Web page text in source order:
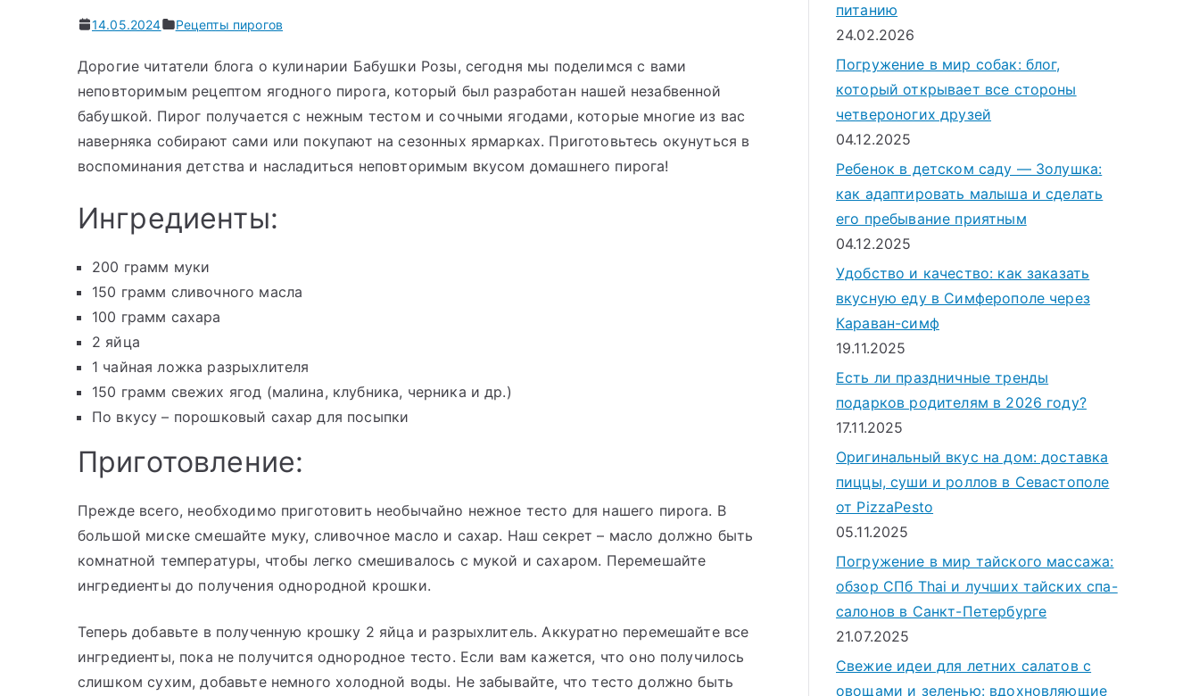
14.05.2024 Рецепты пирогов
Дорогие читатели блога о кулинарии Бабушки Розы, сегодня мы поделимся с вами
неповторимым рецептом ягодного пирога, который был разработан нашей незабвенной
бабушкой. Пирог получается с нежным тестом и сочными ягодами, которые многие из вас
наверняка собирают сами или покупают на сезонных ярмарках. Приготовьтесь окунуться в
воспоминания детства и насладиться неповторимым вкусом домашнего пирога!
Ингредиенты:
200 грамм муки
150 грамм сливочного масла
100 грамм сахара
2 яйца
1 чайная ложка разрыхлителя
150 грамм свежих ягод (малина, клубника, черника и др.)
По вкусу – порошковый сахар для посыпки
Приготовление:
Прежде всего, необходимо приготовить необычайно нежное тесто для нашего пирога. В
большой миске смешайте муку, сливочное масло и сахар. Наш секрет – масло должно быть
комнатной температуры, чтобы легко смешивалось с мукой и сахаром. Перемешайте
ингредиенты до получения однородной крошки.
Теперь добавьте в полученную крошку 2 яйца и разрыхлитель. Аккуратно перемешайте все
ингредиенты, пока не получится однородное тесто. Если вам кажется, что оно получилось
слишком сухим, добавьте немного холодной воды. Не забывайте, что тесто должно быть
питанию
24.02.2026
Погружение в мир собак: блог,
который открывает все стороны
четвероногих друзей
04.12.2025
Ребенок в детском саду — Золушка:
как адаптировать малыша и сделать
его пребывание приятным
04.12.2025
Удобство и качество: как заказать
вкусную еду в Симферополе через
Караван-симф
19.11.2025
Есть ли праздничные тренды
подарков родителям в 2026 году?
17.11.2025
Оригинальный вкус на дом: доставка
пиццы, суши и роллов в Севастополе
от PizzaPesto
05.11.2025
Погружение в мир тайского массажа:
обзор СПб Thai и лучших тайских спа-
салонов в Санкт-Петербурге
21.07.2025
Свежие идеи для летних салатов с
овощами и зеленью: вдохновляющие